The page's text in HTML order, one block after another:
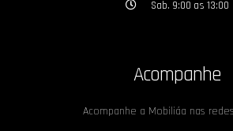
Sab. 9:00 as 13:00
Acompanhe
Acompanhe a Mobiliáa nas